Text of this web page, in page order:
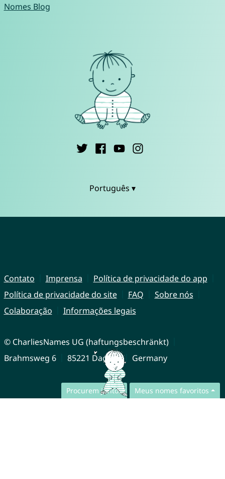
Procurem juntos Meus nomes favoritos
Nomes Blog
Português ▾
Contato Imprensa
Política de privacidade do app
Política de privacidade do site
FAQ
Sobre nós
Colaboração
Informações legais
© CharliesNames UG (haftungsbeschränkt)
Brahmsweg 6
85221 Dachau Germany